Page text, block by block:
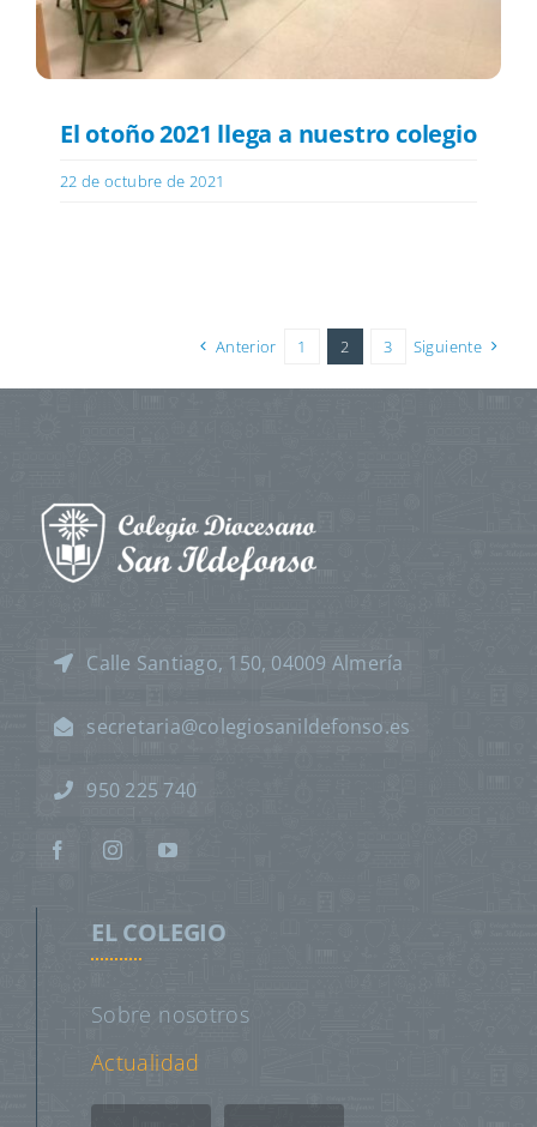
El otoño 2021 llega a nuestro colegio
22 de octubre de 2021
Anterior 1 2 3 Siguiente
Calle Santiago, 150, 04009 Almería
secretaria@colegiosanildefonso.es
950 225 740
EL COLEGIO
Sobre nosotros
Actualidad